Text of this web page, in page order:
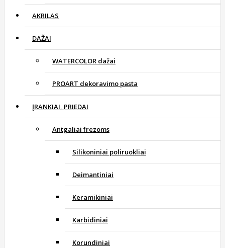
AKRILAS
DAŽAI
WATERCOLOR dažai
PROART dekoravimo pasta
ĮRANKIAI, PRIEDAI
Antgaliai frezoms
Silikoniniai poliruokliai
Deimantiniai
Keramikiniai
Karbidiniai
Korundiniai